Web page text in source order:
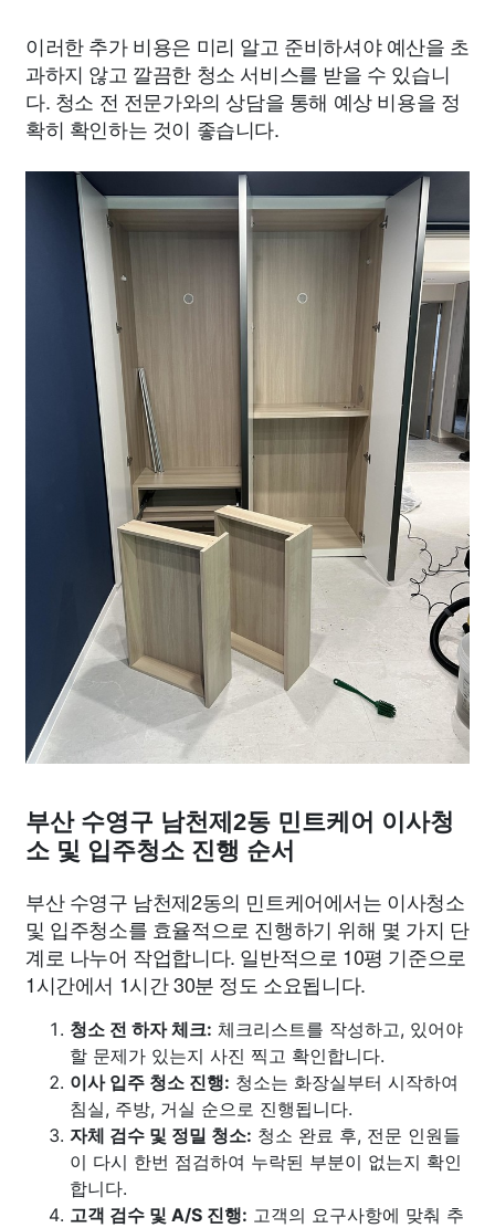
이러한 추가 비용은 미리 알고 준비하셔야 예산을 초
과하지 않고 깔끔한 청소 서비스를 받을 수 있습니
다. 청소 전 전문가와의 상담을 통해 예상 비용을 정
확히 확인하는 것이 좋습니다.
부산 수영구 남천제2동 민트케어 이사청
소 및 입주청소 진행 순서
부산 수영구 남천제2동의 민트케어에서는 이사청소
및 입주청소를 효율적으로 진행하기 위해 몇 가지 단
계로 나누어 작업합니다. 일반적으로 10평 기준으로
1시간에서 1시간 30분 정도 소요됩니다.
청소 전 하자 체크: 체크리스트를 작성하고, 있어야
할 문제가 있는지 사진 찍고 확인합니다.
이사 입주 청소 진행: 청소는 화장실부터 시작하여
침실, 주방, 거실 순으로 진행됩니다.
자체 검수 및 정밀 청소: 청소 완료 후, 전문 인원들
이 다시 한번 점검하여 누락된 부분이 없는지 확인
합니다.
고객 검수 및 A/S 진행: 고객의 요구사항에 맞춰 추